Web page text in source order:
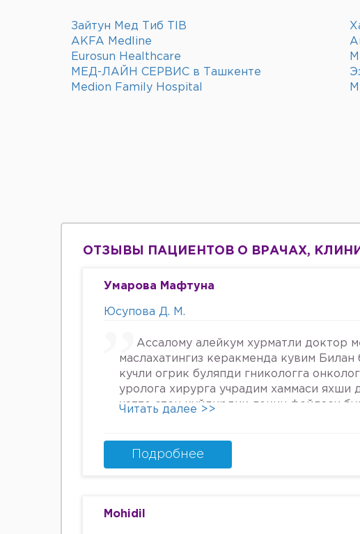
Зайтун Мед Тиб TIB
AKFA Medline
Eurosun Healthcare
МЕД-ЛАЙН СЕРВИС в Ташкенте
Medion Family Hospital
ОТЗЫВЫ ПАЦИЕНТОВ О ВРАЧАХ,
Умарова Мафтуна
Юсупова Д. М.
Ассалому алейкум хурматли доктор
маслахатингиз керакменда кувим Билан
кучли огрик буляпди гникологга
уролога хирурга учрадим хаммаси яхши
хатто стен куйдирдик лекин фойдаси
Энди Нима килшини билмай колдим
34га кирдим 3та фарзанди бор хурмат
Читать далее >>
Подробнее
Mohidil